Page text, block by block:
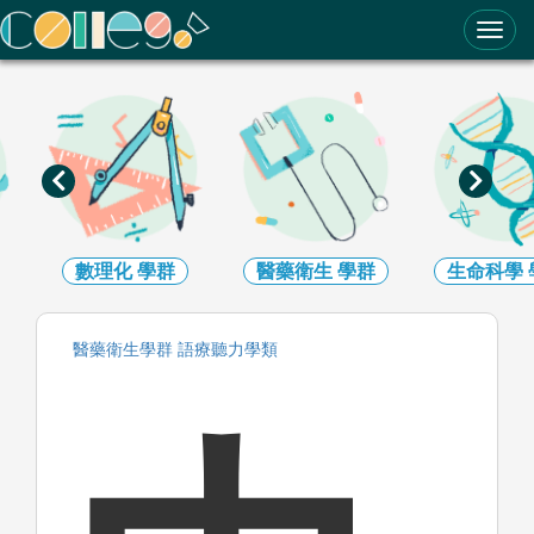
ColleGo! 大學選才與高中育才輔助系統
數理化學群 醫藥衛生 學群 生命科學
醫藥衛生學群 語療聽力學類